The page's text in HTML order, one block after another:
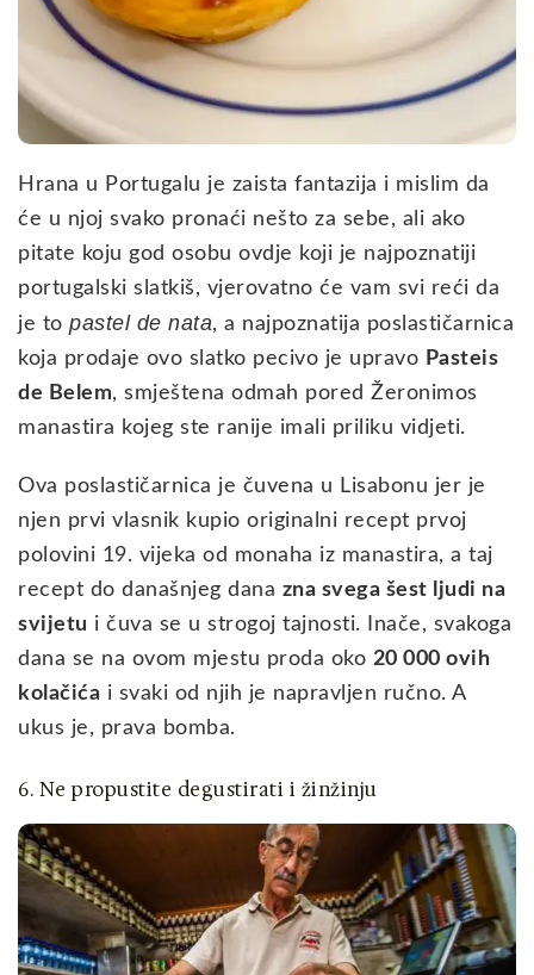
Hrana u Portugalu je zaista fantazija i mislim da
će u njoj svako pronaći nešto za sebe, ali ako
pitate koju god osobu ovdje koji je najpoznatiji
portugalski slatkiš, vjerovatno će vam svi reći da
je to pastel de nata, a najpoznatija poslastičarnica
koja prodaje ovo slatko pecivo je upravo Pasteis
de Belem, smještena odmah pored Žeronimos
manastira kojeg ste ranije imali priliku vidjeti.
Ova poslastičarnica je čuvena u Lisabonu jer je
njen prvi vlasnik kupio originalni recept prvoj
polovini 19. vijeka od monaha iz manastira, a taj
recept do današnjeg dana zna svega šest ljudi na
svijetu i čuva se u strogoj tajnosti. Inače, svakoga
dana se na ovom mjestu proda oko 20 000 ovih
kolačića i svaki od njih je napravljen ručno. A
ukus je, prava bomba.
6. Ne propustite degustirati i žinžinju